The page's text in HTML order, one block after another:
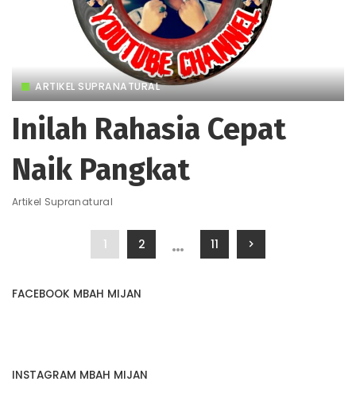
ARTIKEL SUPRANATURAL
Inilah Rahasia Cepat
Naik Pangkat
Artikel Supranatural
1 2 … 11
FACEBOOK MBAH MIJAN
INSTAGRAM MBAH MIJAN